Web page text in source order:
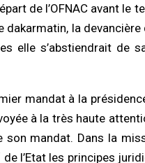
de l’OFNAC avant le
la devancière
elle s’abstiendrait de
mandat à la
à la très haute
son mandat. Dans la
l’Etat les principes
Territoriales 2027 : le FDR alerte
politique en urgence
05/08/2026 à 18:58
La Banque mondiale réaffirme sa
confiance au Sénégal avec un
soutien budgétaire et financier